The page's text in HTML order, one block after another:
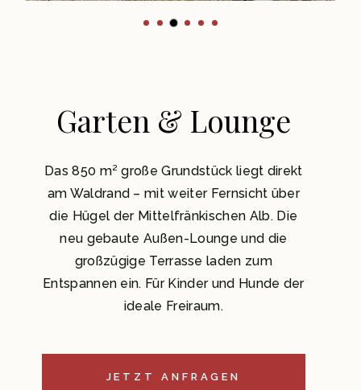
Garten & Lounge
Das 850 m² große Grundstück liegt direkt
am Waldrand – mit weiter Fernsicht über
die Hügel der Mittelfränkischen Alb. Die
neu gebaute Außen-Lounge und die
großzügige Terrasse laden zum
Entspannen ein. Für Kinder und Hunde der
ideale Freiraum.
JETZT ANFRAGEN